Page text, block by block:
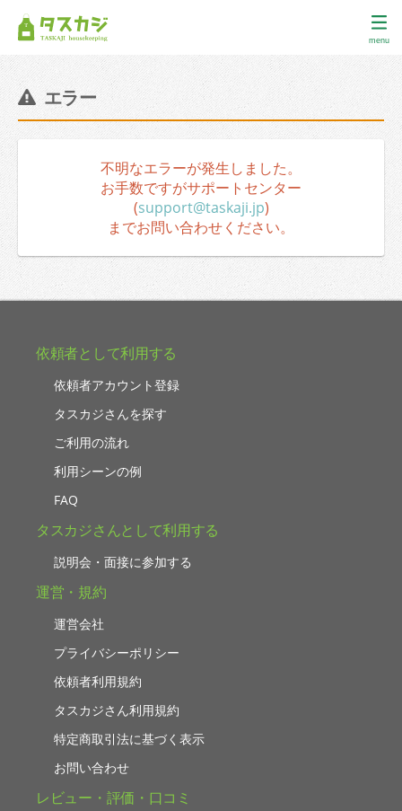
menu
エラー
不明なエラーが発生しました。
お手数ですがサポートセンター
(support@taskaji.jp)
までお問い合わせください。
依頼者として利用する
依頼者アカウント登録
タスカジさんを探す
ご利用の流れ
利用シーンの例
FAQ
タスカジさんとして利用する
説明会・面接に参加する
運営・規約
運営会社
プライバシーポリシー
依頼者利用規約
タスカジさん利用規約
特定商取引法に基づく表示
お問い合わせ
レビュー・評価・口コミ